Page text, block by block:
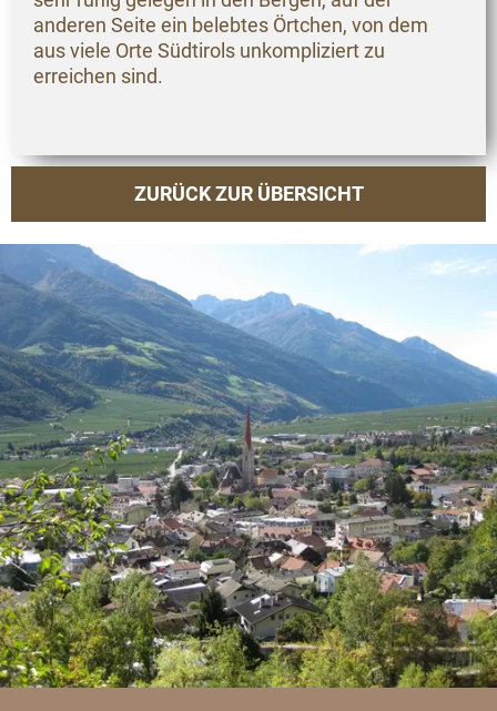
anderen Seite ein belebtes Örtchen, von dem
aus viele Orte Südtirols unkompliziert zu
erreichen sind.
ZURÜCK ZUR ÜBERSICHT